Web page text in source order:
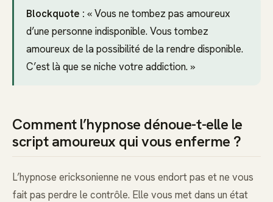
Blockquote : « Vous ne tombez pas amoureux
d’une personne indisponible. Vous tombez
amoureux de la possibilité de la rendre disponible.
C’est là que se niche votre addiction. »
Comment l’hypnose dénoue-t-elle le
script amoureux qui vous enferme ?
L’hypnose ericksonienne ne vous endort pas et ne vous
fait pas perdre le contrôle. Elle vous met dans un état